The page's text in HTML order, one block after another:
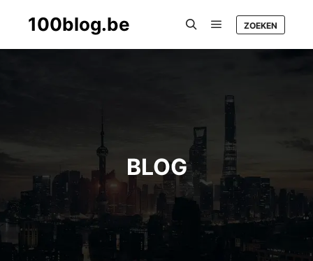
100blog.be ZOEKEN
BLOG